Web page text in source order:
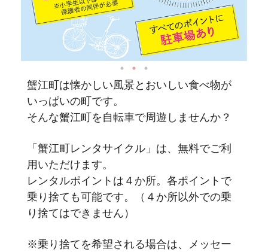
蟹江町は懐かしい風景とおいしい食べ物が
いっぱいの町です。
そんな蟹江町を自転車で周遊しませんか？
「蟹江町レンタサイクル」は、無料でご利
用いただけます。
レンタルポイントは４か所。各ポイントで
乗り捨ても可能です。（４か所以外での乗
り捨てはできません）
※乗り捨てを希望される場合は、メッセー